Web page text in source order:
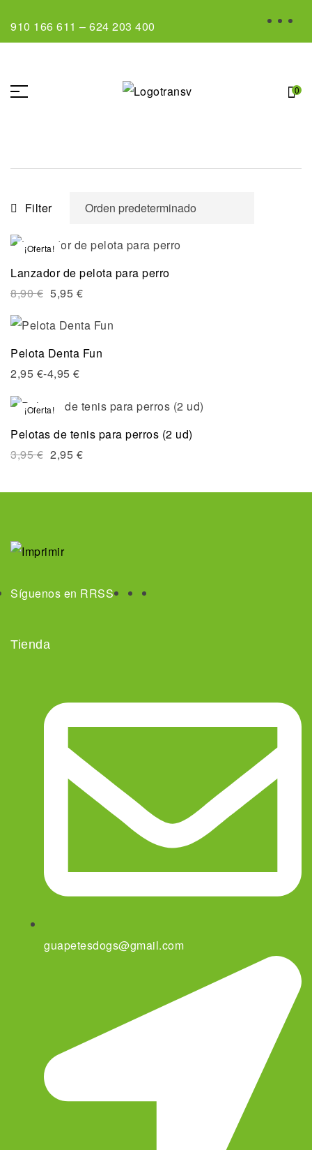
910 166 611 – 624 203 400
0
Filter
¡Oferta!
Lanzador de pelota para perro
8,90€ 5,95 €
Pelota Denta Fun
2,95 €-4,95 €
¡Oferta!
Pelotas de tenis para perros (2 ud)
3,95€ 2,95 €
Síguenos en RRSS
Tienda
guapetesdogs@gmail.com